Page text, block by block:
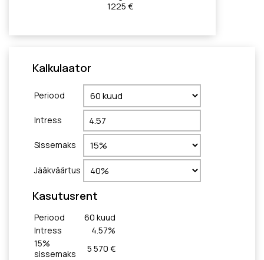
1225 €
Kalkulaator
Periood
Intress
Sissemaks
Jääkväärtus
Kasutusrent
Periood 60 kuud
Intress
4.57%
15%
sissemaks
5 570 €